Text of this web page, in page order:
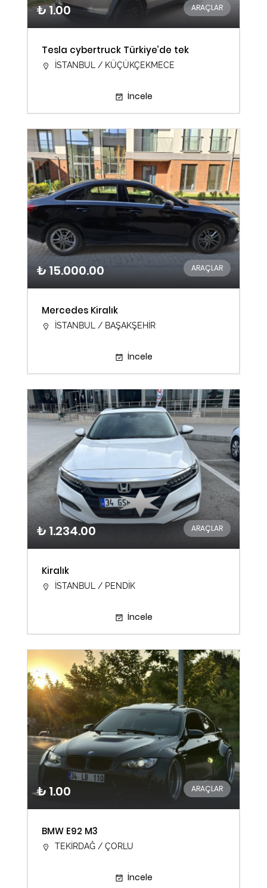
₺ 1.00 ARAÇLAR
Tesla cybertruck Türkiye’de tek
İSTANBUL / KÜÇÜKÇEKMECE
İncele
₺ 15.000.00 ARAÇLAR
Mercedes Kiralık
İSTANBUL / BAŞAKŞEHİR
İncele
₺ 1.234.00 ARAÇLAR
Kiralık
İSTANBUL / PENDİK
İncele
₺ 1.00 ARAÇLAR
BMW E92 M3
TEKİRDAĞ / ÇORLU
İncele